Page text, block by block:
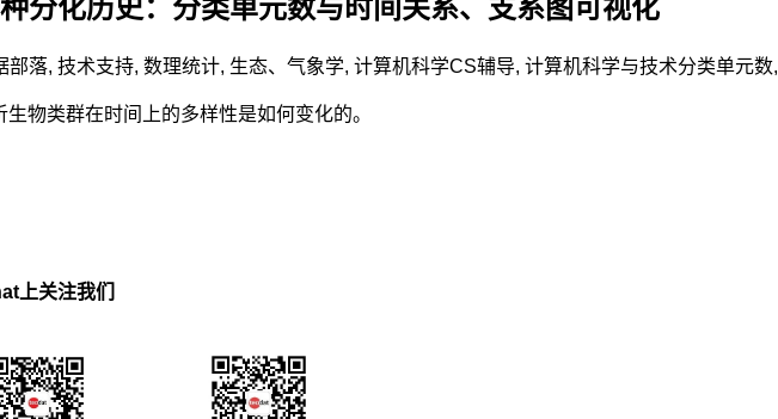
分化历史：分类单元数与时间关系、支系图可视化
部落, 技术支持, 数理统计, 生态、气象学, 计算机科学CS辅导, 计算机科学与技术分类单元数,
物类群在时间上的多样性是如何变化的。
上关注我们